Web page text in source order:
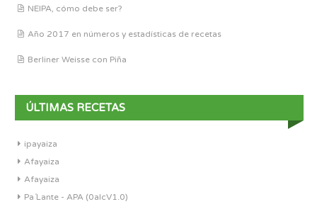
NEIPA, cómo debe ser?
Año 2017 en números y estadísticas de recetas
Berliner Weisse con Piña
ÚLTIMAS RECETAS
ipayaiza
Afayaiza
Afayaiza
Pa´Lante - APA (0alcV1.0)